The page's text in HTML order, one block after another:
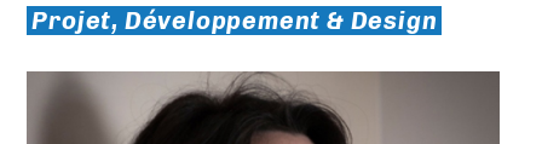
Projet, Développement & Design